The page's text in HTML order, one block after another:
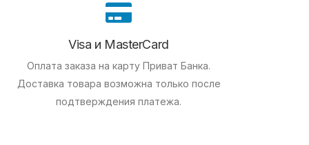
Visa и MasterCard
Оплата заказа на карту Приват Банка.
Доставка товара возможна только после
подтверждения платежа.